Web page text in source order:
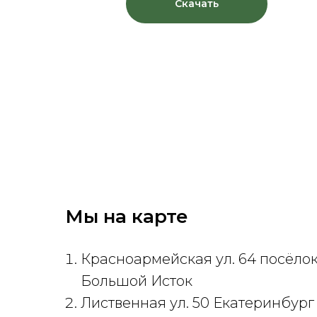
Скачать
Мы на карте
Красноармейская ул. 64
Большой Исток
Лиственная ул. 50 Екатеринбург